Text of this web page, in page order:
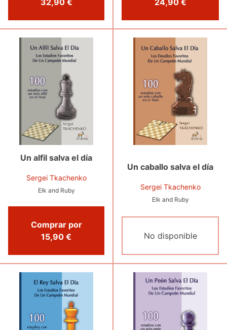
Un alfil salva el día
Sergei Tkachenko
Elk and Ruby
Comprar por
15,90 €
Un caballo salva el día
Sergei Tkachenko
Elk and Ruby
No disponible